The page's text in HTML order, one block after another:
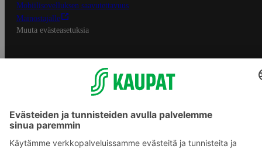
Mobiilisovelluksen saavutettavuus
Mainostajalle
Muuta evästeasetuksia
S-ryhmän palvelut
Asiakasomistajuus
S-ostoslista -sovellus